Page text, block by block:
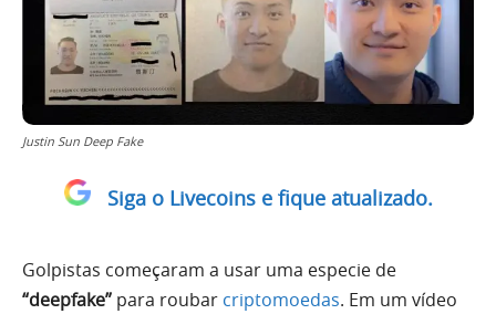
Justin Sun Deep Fake
Siga o Livecoins e fique atualizado.
Golpistas começaram a usar uma especie de
“deepfake” para roubar criptomoedas. Em um vídeo